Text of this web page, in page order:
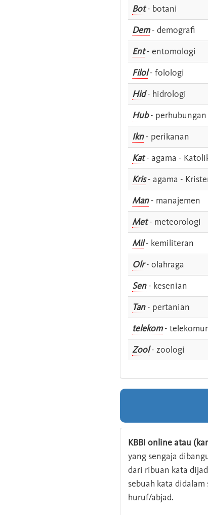
Bot- botani
Dem- demografi
Ent- entomologi
Filol- folologi
Hid- hidrologi
Hub- perhubungan
Ikn- perikanan
Kat- agama -
Kris- agama -
Man- manajemen
Met- meteorologi
Mil- kemiliteran
Olr- olahraga
Sen- kesenian
Tan- pertanian
telekom-
Zool- zoologi
KBBI online atau
yang sengaja
dari ribuan kata
sebuah kata
huruf/abjad.